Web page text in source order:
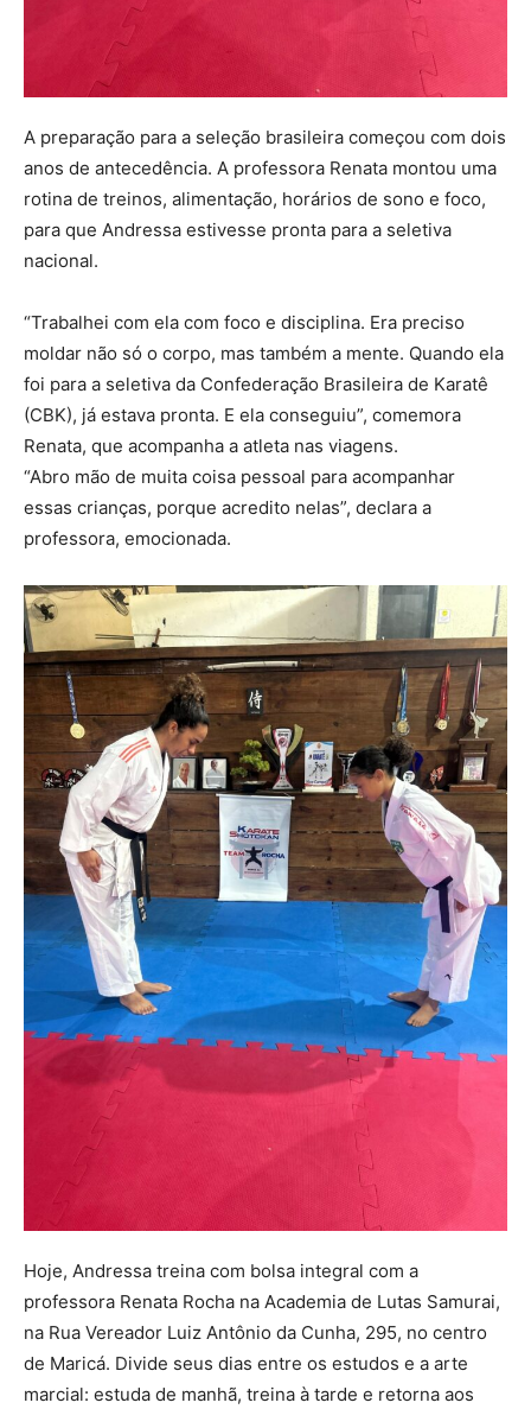
A preparação para a seleção brasileira começou com dois
anos de antecedência. A professora Renata montou uma
rotina de treinos, alimentação, horários de sono e foco,
para que Andressa estivesse pronta para a seletiva
nacional.
“Trabalhei com ela com foco e disciplina. Era preciso
moldar não só o corpo, mas também a mente. Quando ela
foi para a seletiva da Confederação Brasileira de Karatê
(CBK), já estava pronta. E ela conseguiu”, comemora
Renata, que acompanha a atleta nas viagens.
“Abro mão de muita coisa pessoal para acompanhar
essas crianças, porque acredito nelas”, declara a
professora, emocionada.
Hoje, Andressa treina com bolsa integral com a
professora Renata Rocha na Academia de Lutas Samurai,
na Rua Vereador Luiz Antônio da Cunha, 295, no centro
de Maricá. Divide seus dias entre os estudos e a arte
marcial: estuda de manhã, treina à tarde e retorna aos